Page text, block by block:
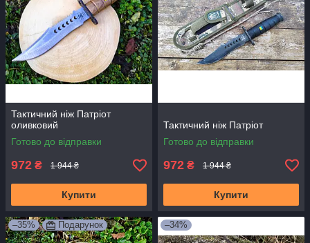
Тактичний ніж Патріот
оливковий
Готово до відправки
972 ₴ 1 944 ₴
Купити
Тактичний ніж Патріот
Готово до відправки
972 ₴ 1 944 ₴
Купити
–35% Подарунок –34%